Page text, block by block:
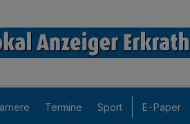
Termine Sport E-Paper